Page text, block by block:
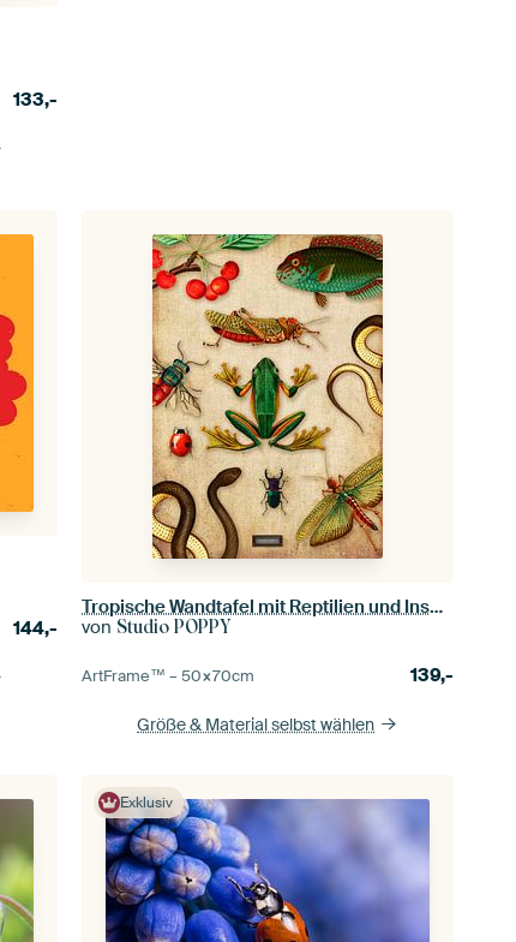
133,-
144,-
Tropische Wandtafel mit Reptilien und Insekten
von Studio POPPY
ArtFrame™ –50×70cm 139,-
Größe & Material selbst wählen
Exklusiv